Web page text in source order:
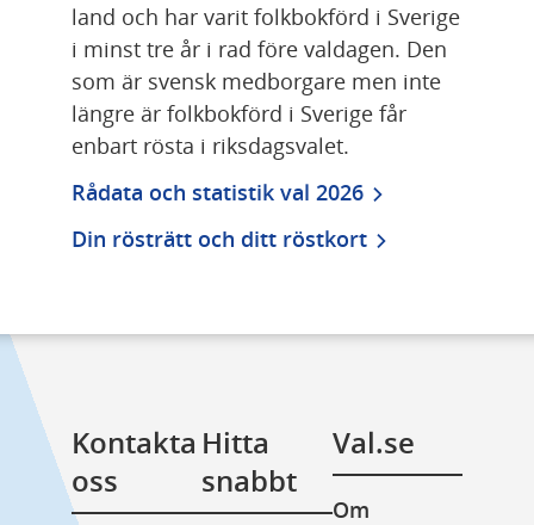
land och har varit folkbokförd i Sverige
i minst tre år i rad före valdagen. Den
som är svensk medborgare men inte
längre är folkbokförd i Sverige får
enbart rösta i riksdagsvalet.
Rådata och statistik val 2026
Din rösträtt och ditt röstkort
Kontakta
oss
Hitta
snabbt
Val.se
Om